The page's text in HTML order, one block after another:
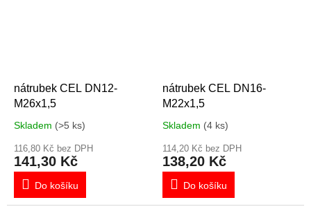
nátrubek CEL DN12-
M26x1,5
Skladem (>5 ks)
116,80 Kč bez DPH
141,30 Kč
Do košíku
nátrubek CEL DN16-
M22x1,5
Skladem (4 ks)
114,20 Kč bez DPH
138,20 Kč
Do košíku